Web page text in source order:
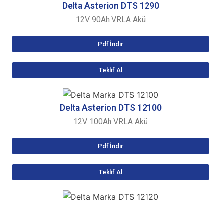
Delta Asterion DTS 1290
12V 90Ah VRLA Akü
Pdf İndir
Teklif Al
Delta Asterion DTS 12100
12V 100Ah VRLA Akü
Pdf İndir
Teklif Al